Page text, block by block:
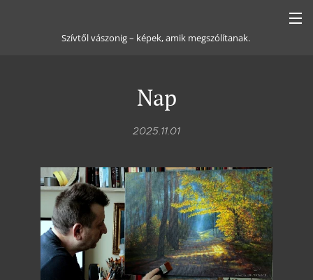
Szívtől vászonig – képek, amik megszólítanak.
Nap
2025.11.01